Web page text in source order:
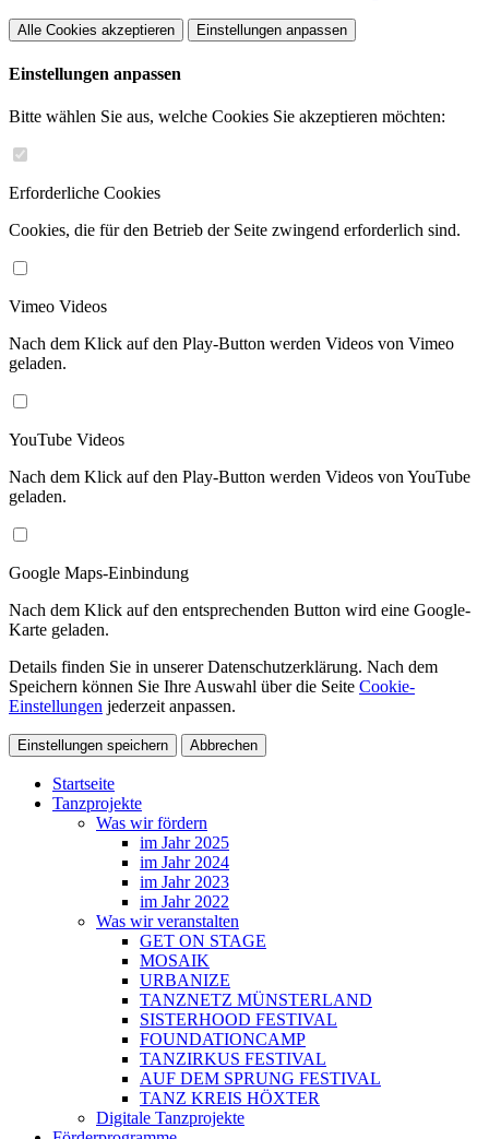
Alle Cookies akzeptieren Einstellungen anpassen
Einstellungen anpassen
Bitte wählen Sie aus, welche Cookies Sie akzeptieren möchten:
Erforderliche Cookies
Cookies, die für den Betrieb der Seite zwingend erforderlich sind.
Vimeo Videos
Nach dem Klick auf den Play-Button werden Videos von Vimeo
geladen.
YouTube Videos
Nach dem Klick auf den Play-Button werden Videos von YouTube
geladen.
Google Maps-Einbindung
Nach dem Klick auf den entsprechenden Button wird eine Google-
Karte geladen.
Details finden Sie in unserer Datenschutzerklärung. Nach dem
Speichern können Sie Ihre Auswahl über die Seite Cookie-
Einstellungen jederzeit anpassen.
Einstellungen speichern Abbrechen
Startseite
Tanzprojekte
Was wir fördern
im Jahr 2025
im Jahr 2024
im Jahr 2023
im Jahr 2022
Was wir veranstalten
GET ON STAGE
MOSAIK
URBANIZE
TANZNETZ MÜNSTERLAND
SISTERHOOD FESTIVAL
FOUNDATIONCAMP
TANZIRKUS FESTIVAL
AUF DEM SPRUNG FESTIVAL
TANZ KREIS HÖXTER
Digitale Tanzprojekte